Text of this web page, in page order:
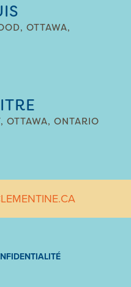
OTTAWA,
OTTAWA, ONTARIO